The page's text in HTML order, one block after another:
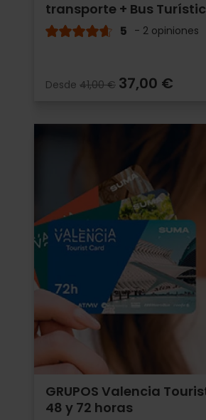
transporte + Bus
5 - 2 opiniones
Desde 41,00 € 37,00 €
GRUPOS Valencia
48 y 72 horas